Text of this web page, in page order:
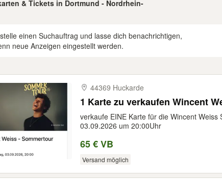
& Tickets in Dortmund - Nordrhein-
einen Suchauftrag und lasse dich benachrichtigen,
neue Anzeigen eingestellt werden.
44369 Huckarde
1 Karte zu verkaufen Wincent
verkaufe EINE Karte für die Wincent Weiss
03.09.2026 um 20:00Uhr
65 € VB
Versand möglich